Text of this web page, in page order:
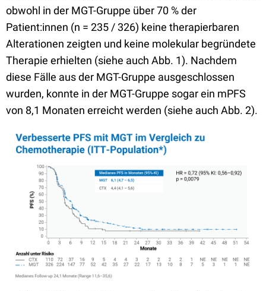
obwohl in der MGT-Gruppe über 70 % der
Patient:innen (n = 235 / 326) keine therapierbaren
Alterationen zeigten und keine molekular begründete
Therapie erhielten (siehe auch Abb. 1). Nachdem
diese Fälle aus der MGT-Gruppe ausgeschlossen
wurden, konnte in der MGT-Gruppe sogar ein mPFS
von 8,1 Monaten erreicht werden (siehe auch Abb. 2).